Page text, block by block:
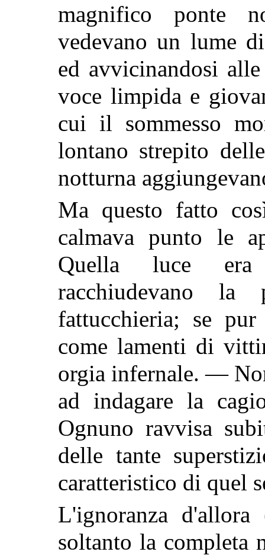
magnifico ponte
vedevano un lume
ed avvicinandosi
voce limpida e
cui il sommesso
lontano strepito
notturna
Ma questo fatto
calmava punto le
Quella luce
racchiudevano
fattucchieria; se
come lamenti di
orgia infernale. —
ad indagare la
Ognuno ravvisa
delle tante
caratteristico di quel
L'ignoranza
soltanto la completa